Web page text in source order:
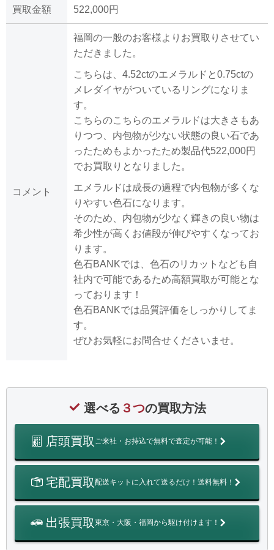
買取金額 522,000円
コメント
福岡の一般のお客様よりお買取りさせてい
ただきました。
こちらは、4.52ctのエメラルドと0.75ctの
メレダイヤがついているリングになりま
す。
こちらのこちらのエメラルドは大きさもあ
りつつ、内包物が少ない状態の良い石であ
ったためもよかったため製品代522,000円
でお買取りとなりました。
エメラルドは成長の過程で内包物が多くな
りやすい色石になります。
そのため、内包物が少なく輝きの良い物は
希少性が高くお値段が伸びやすくなってお
ります。
色石BANKでは、色石のリカットなども自
社内で可能であるため高額買取が可能とな
っております！
色石BANKでは品質評価をしっかりしてま
す。
ぜひお気軽にお問合せくださいませ。
選べる ３つの買取方法
店頭買取 ご来社・お持込で無料で査定が可能！
宅配買取配送キットに入れて送るだけ！送料無料！
出張買取東京・大阪・福岡から駆け付けます！